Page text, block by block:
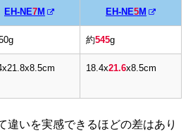
EH-NE7M EH-NE5M
約545g
18.4x21.6x8.5cm
違いを実感できるほどの差はあり